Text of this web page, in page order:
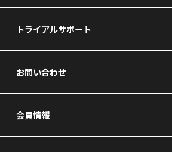
トライアルサポート
お問い合わせ
会員情報